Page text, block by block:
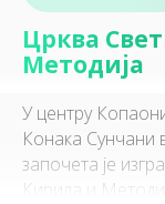
Црква
Методија
У центру
Конака Сунчани
започета је
Кирила и